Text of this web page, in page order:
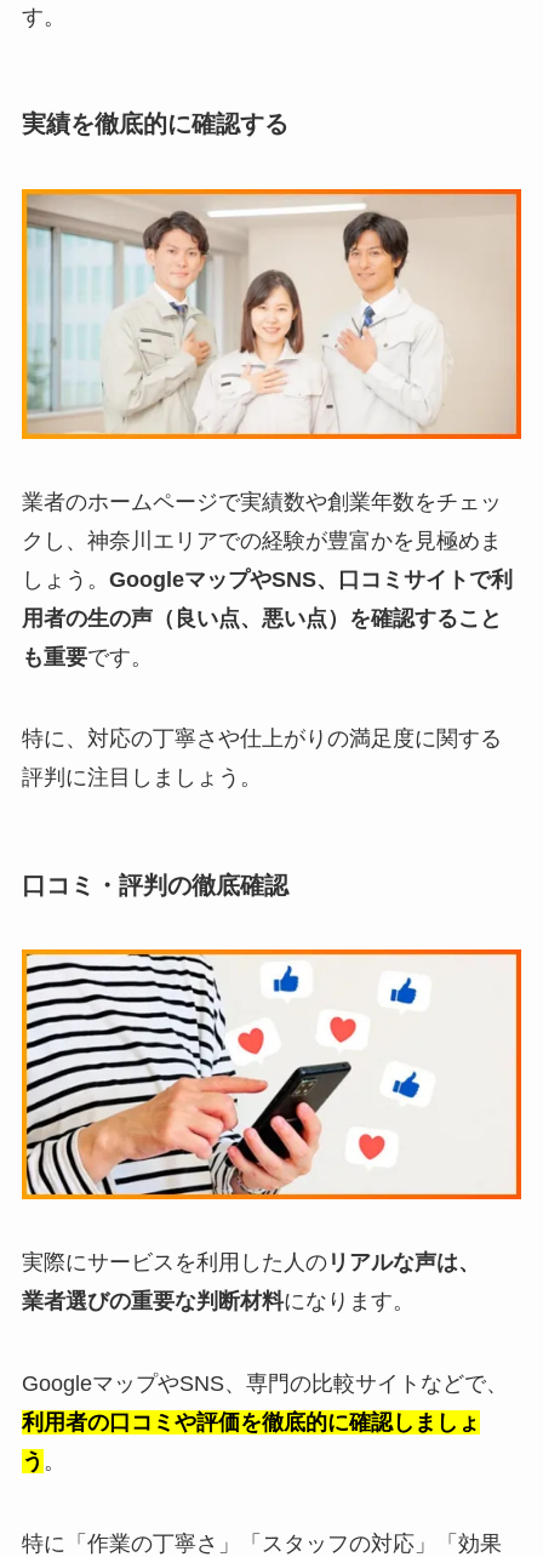
す。
実績を徹底的に確認する
業者のホームページで実績数や創業年数をチェッ
クし、神奈川エリアでの経験が豊富かを見極めま
しょう。 GoogleマップやSNS、口コミサイトで利
用者の生の声（良い点、悪い点）を確認すること
も重要です。
特に、対応の丁寧さや仕上がりの満足度に関する
評判に注目しましょう。
口コミ・評判の徹底確認
実際にサービスを利用した人のリアルな声は、
業者選びの重要な判断材料になります。
GoogleマップやSNS、専門の比較サイトなどで、
利用者の口コミや評価を徹底的に確認しましょ
う 。
特に「作業の丁寧さ」「スタッフの対応」「効果